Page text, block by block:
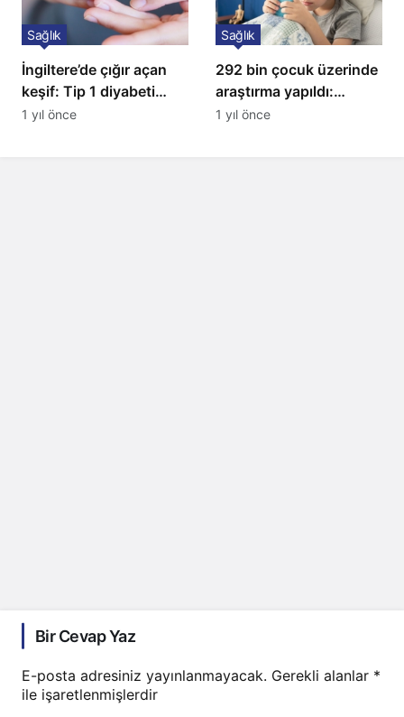
İngiltere’de çığır açan
keşif: Tip 1 diyabeti
yıllarca öteliyor
Sağlık
1 yıl önce
292 bin çocuk üzerinde
araştırma yapıldı:
Uzmanlardan ailelere
Sağlık
1 yıl önce
Bir Cevap Yaz
E-posta adresiniz yayınlanmayacak. Gerekli alanlar *
ile işaretlenmişlerdir